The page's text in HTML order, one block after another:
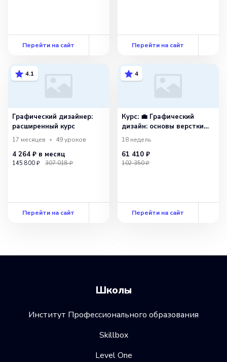
Перейти на сайт Перейти на сайт
4.1
Графический дизайнер:
расширенный курс
17 месяцев 49уроков
4 264 ₽ в месяц
145 800 ₽ 307 018 ₽
Перейти на сайт
4
Курс: 💼 Графический
дизайн: основы верстки
и фирменный стиль
18 недель
61 410 ₽
102 350 ₽
Перейти на сайт
Школы
Институт Профессионального образования
Skillbox
Level One